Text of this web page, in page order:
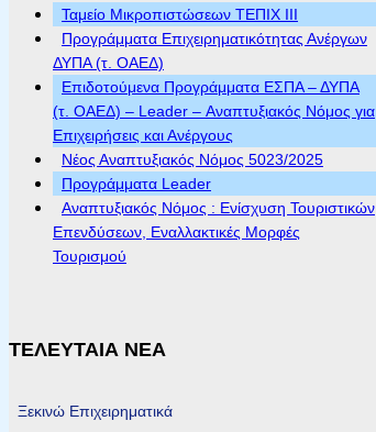
Ταμείο Μικροπιστώσεων ΤΕΠΙΧ ΙΙΙ
Προγράμματα Επιχειρηματικότητας Ανέργων
ΔΥΠΑ (τ. ΟΑΕΔ)
Επιδοτούμενα Προγράμματα ΕΣΠΑ – ΔΥΠΑ
(τ. ΟΑΕΔ) – Leader – Αναπτυξιακός Νόμος για
Επιχειρήσεις και Ανέργους
Νέος Αναπτυξιακός Νόμος 5023/2025
Προγράμματα Leader
Αναπτυξιακός Νόμος : Ενίσχυση Τουριστικών
Επενδύσεων, Εναλλακτικές Μορφές
Τουρισμού
ΤΕΛΕΥΤΑΙΑ ΝΕΑ
Ξεκινώ Επιχειρηματικά